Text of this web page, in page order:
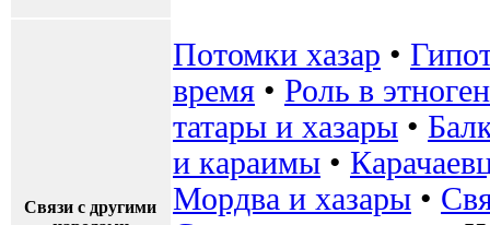
Связи с другими
Потомки хазар •
время • Роль в
татары и хазары •
и караимы •
Мордва и хазары •